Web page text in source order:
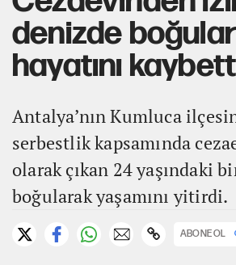
denizde
hayatını
Antalya’nın Kumluca
serbestlik kapsamında
olarak çıkan 24 yaşındaki
boğularak yaşamını yitirdi.
ABONE OL